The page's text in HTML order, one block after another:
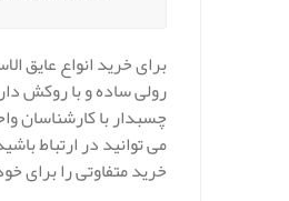
برای خرید انواع عایق
رولی ساده و با روکش
چسبدار با کارشناسان
می توانید در ارتباط
خرید متفاوتی را برای